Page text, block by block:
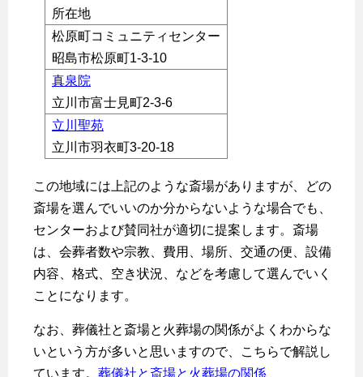
所在地
松原町コミュニティセンター
昭島市松原町1-3-10
真泉院
立川市富士見町2-3-6
立川聖苑
立川市羽衣町3-20-18
この地域には上記のような斎場がありますが、どの
斎場を選んでいいのか分からないような場合でも、
センターおよび賛同社が適切に提案します。斎場
は、会葬者数や宗教、費用、場所、交通の便、設備
内容、格式、空き状況、などを考慮して選んでいく
ことになります。
なお、葬儀社と斎場と火葬場の関係がよくわからな
いという方が多いと思いますので、こちらで解説し
ています。 葬儀社と斎場と火葬場の関係